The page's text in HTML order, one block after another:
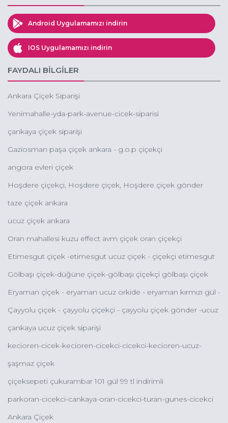
Android Uygulamamızı indirin
IOS Uygulamamızı indirin
FAYDALI BİLGİLER
Ankara Çiçek Siparişi
Yenimahalle-yda-park-avenue-cicek-siparisi
çankaya çiçek siparişi
Gaziosman paşa çiçek ankara - g.o.p çiçekçi
angora evleri çiçek
Hoşdere çiçekçi, Hoşdere çiçek, Hoşdere çiçek gönder
taze çiçek ankara
ucuz çiçek ankara
Oran mahallesi kuzu effect avm çiçek oran çiçekçi
Etimesgut çiçek -etimesgut ucuz çiçek - çiçekçi etimesgut
Gölbaşı çiçek-düğüne çiçek-gölbaşı çiçekçi gölbaşı çiçek
Eryaman çiçek - eryaman ucuz orkide - eryaman kırmızı gül -
Çayyolu çiçek - çayyolu çiçekçi - çayyolu çiçek gönder -ucuz
çankaya ucuz çiçek siparişi
kecioren-cicek-kecioren-cicekci-cicekci-kecioren-ucuz-
şaşmaz çiçek
çiçeksepeti çukurambar 101 gül 99 tl indirimli
parkoran-cicekci-cankaya-oran-cicekci-turan-gunes-cicekci
Ankara Çiçek